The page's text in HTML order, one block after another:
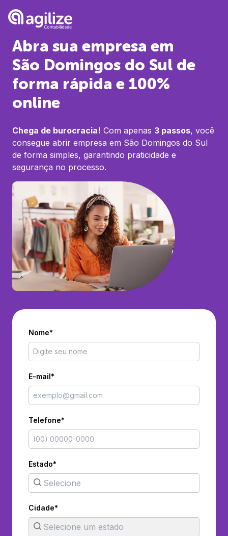
Abra sua empresa em
São Domingos do Sul de
forma rápida e 100%
online
Chega de burocracia! Com apenas 3 passos, você
consegue abrir empresa em São Domingos do Sul
de forma simples, garantindo praticidade e
segurança no processo.
Nome*
E-mail*
Telefone*
Estado*
Cidade*